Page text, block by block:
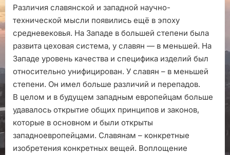
Различия славянской и западной научно-
технической мысли появились ещё в эпоху
средневековья. На Западе в большей степени была
развита цеховая система, у славян — в меньшей. На
Западе уровень качества и специфика изделий был
относительно унифицирован. У славян – в меньшей
степени. Он имел больше различий и перепадов.
В целом и в будущем западным европейцам больше
удавалось открытие общих принципов и законов,
которые в основном и были открыты
западноевропейцами. Славянам – конкретные
изобретения конкретных вещей. Воплощение